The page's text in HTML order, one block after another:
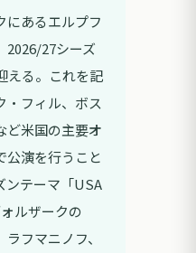
にあるエルプフ
2026/27シーズ
える。これを記
・フィル、ボス
ど米国の主要オ
公演を行うこと
ンテーマ「USA
ルザークの
ラフマニノフ、